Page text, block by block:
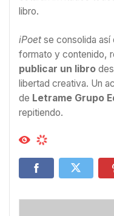
libro.
iPoetse consolida así
formato y contenido,
publicar un libro
libertad creativa. Un
de Letrame Grupo
repitiendo.